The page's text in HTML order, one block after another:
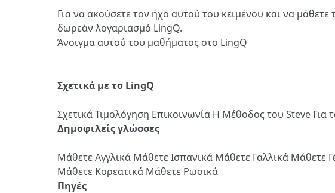
Για να ακούσετε τον ήχο αυτού του κειμένου και να μάθετε
δωρεάν λογαριασμό LingQ.
Άνοιγμα αυτού του μαθήματος στο LingQ
Σχετικά με το LingQ
ΣχετικάΤιμολόγηση Επικοινωνία Η Μέθοδος του Steve Για
Δημοφιλείς γλώσσες
Μάθετε Αγγλικά Μάθετε Ισπανικά Μάθετε Γαλλικά Μάθετε
Μάθετε Κορεατικά Μάθετε Ρωσικά
Πηγές